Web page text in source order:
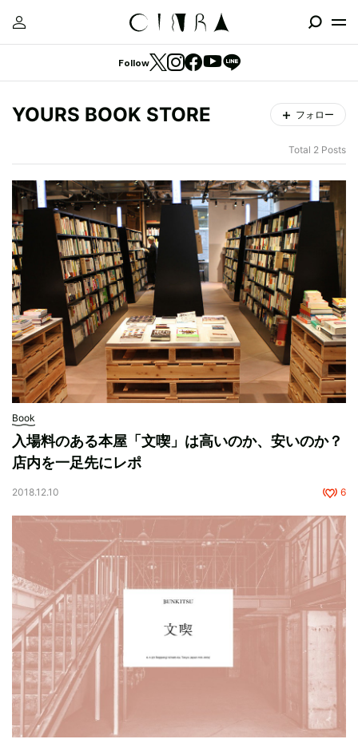
Follow
YOURS BOOK STORE フォロー
Total 2 Posts
Book
入場料のある本屋「文喫」は高いのか、安いのか？
店内を一足先にレポ
2018.12.10 6